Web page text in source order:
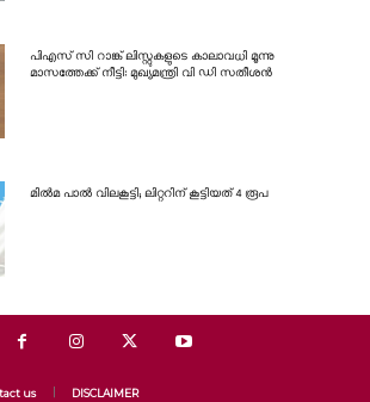
പിഎസ് സി റാങ്ക് ലിസ്റ്റുകളുടെ കാലാവധി മൂന്നു
മാസത്തേക്ക് നീട്ടി: മുഖ്യമന്ത്രി വി ഡി സതീശൻ
മിൽമ പാൽ വിലകൂട്ടി; ലിറ്ററിന് കൂട്ടിയത് 4 രൂപ
us DISCLAIMER